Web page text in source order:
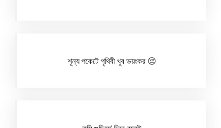
শূন্য পকেটে পৃথিবী খুব ভয়ংকর 😔